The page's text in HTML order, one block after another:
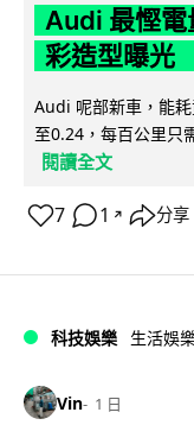
Audi 最慳
彩造型曝光
Audi 呢部新車，能
至0.24，每百公里只
閱讀全文
7 1 ↗ 分享
科技娛樂 生活娛
Vin 1 日